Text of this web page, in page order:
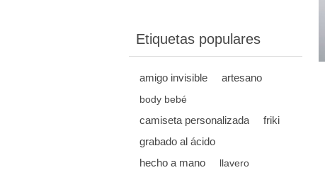
Etiquetas populares
amigo invisible artesano
body bebé
camiseta personalizada
friki
grabado al ácido
hecho a mano
llavero